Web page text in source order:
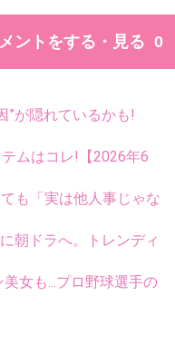
ントをする・見る
”が隠れているかも!
ムはコレ!【2026年6
も「実は他人事じゃな
朝ドラへ。トレンディ
女も...プロ野球選手の